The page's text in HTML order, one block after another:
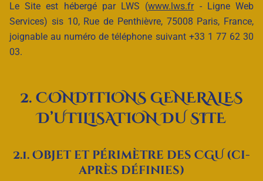
Le Site est hébergé par LWS (www.lws.fr- Ligne Web
Services) sis 10, Rue de Penthièvre, 75008 Paris, France,
joignable au numéro de téléphone suivant +33 1 77 62 30
03.
2. CONDITIONS GENERALES
D’UTILISATION DU SITE
2.1. Objet et périmètre des CGU (ci-
après définies)